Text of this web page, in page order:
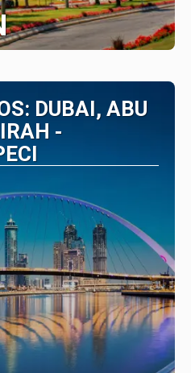
DUBAI, ABU
-